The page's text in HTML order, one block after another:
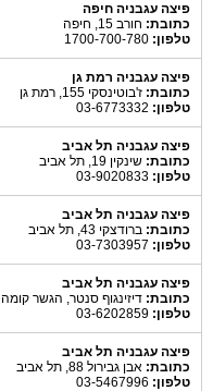
פיצה עגבניה חיפה
כתובת: חורב 15, חיפה
טלפון:
פיצה עגבניה רמת גן
כתובת: ז'בוטינסקי 155, רמת גן
טלפון:
פיצה עגבניה תל אביב
כתובת: שינקין 19, תל אביב
טלפון:
פיצה עגבניה תל אביב
כתובת: ברודצקי 43, תל אביב
טלפון:
פיצה עגבניה תל אביב
כתובת: דיזינגוף סנטר, הגשר קומה 2, תל אביב
טלפון:
פיצה עגבניה תל אביב
כתובת: אבן גבירול 88, תל אביב
טלפון: